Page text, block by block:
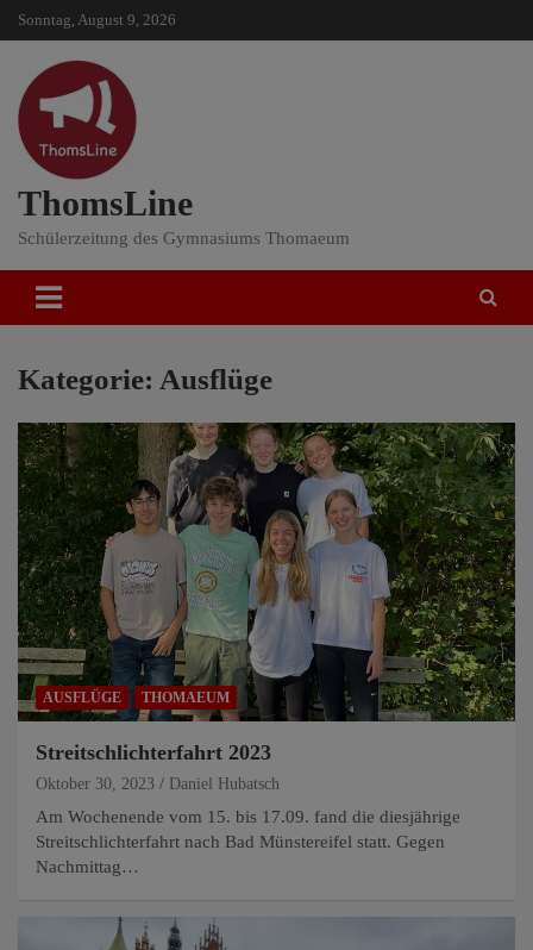
SkipSonntag, August 9, 2026
ThomsLine
Schülerzeitung des Gymnasiums Thomaeum
Kategorie: Ausflüge
AUSFLÜGE THOMAEUM
Streitschlichterfahrt 2023
Oktober 30, 2023 Daniel Hubatsch
Am Wochenende vom 15. bis 17.09. fand die diesjährige
Streitschlichterfahrt nach Bad Münstereifel statt. Gegen
Nachmittag…